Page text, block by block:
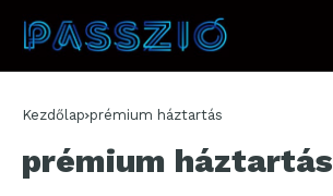
Kezdőlap prémium háztartás
prémium háztartás